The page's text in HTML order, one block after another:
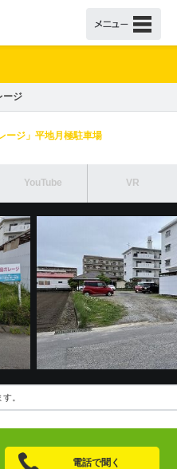
ージ
ージ」平地月極駐車場
YouTube VR
。
電話で聞く